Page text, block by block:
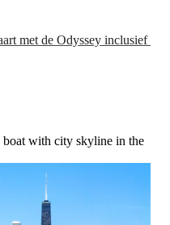
met de Odyssey inclusief
with city skyline in the